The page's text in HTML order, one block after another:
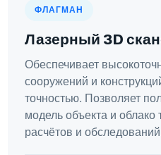
ФЛАГМАН
Лазерный 3D
Обеспечивает
сооружений и
точностью. Позволяет
модель объекта и
расчётов и